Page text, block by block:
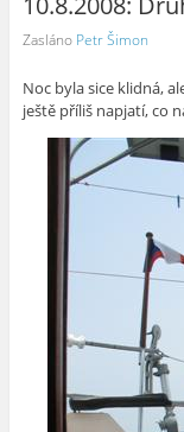
Zasláno Petr Šimon
Noc byla sice klidná,
ještě příliš napjatí, co